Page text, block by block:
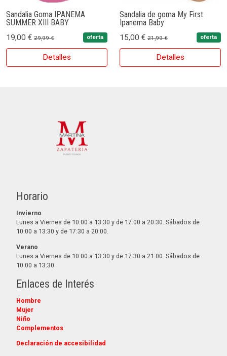
Sandalia Goma IPANEMA
SUMMER XIII BABY
19,00 € 29,99 € oferta
Detalles
Sandalia de goma My First
Ipanema Baby
15,00 € 21,99 € oferta
Detalles
Horario
Invierno
Lunes a Viernes de 10:00 a 13:30 y de 17:00 a 20:30. Sábados de
10:00 a 13:30 y de 17:30 a 20:00.
Verano
Lunes a Viernes de 10:00 a 13:30 y de 17:30 a 21:00. Sábados de
10:00 a 13:30
Enlaces de Interés
Hombre
Mujer
Niño
Complementos
Declaración de accesibilidad